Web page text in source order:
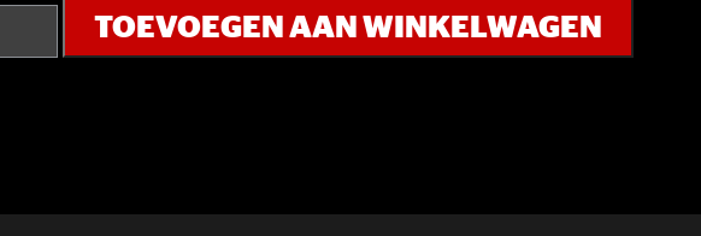
TOEVOEGEN AAN WINKELWAGEN